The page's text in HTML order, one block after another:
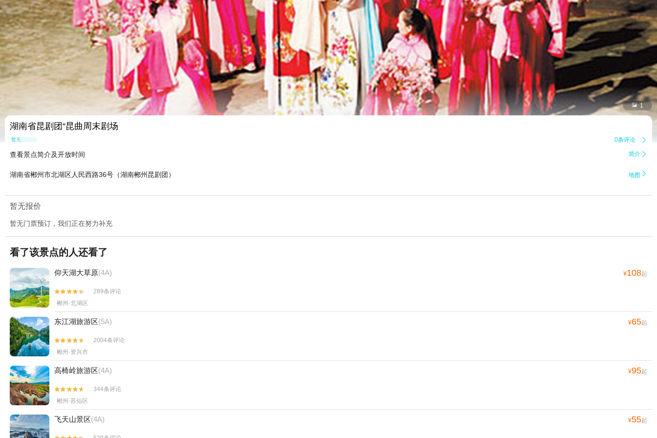
 1
湖南省昆剧团“昆曲周末剧场
暂无点评 0条评论 
查看景点简介及开放时间 简介 
湖南省郴州市北湖区人民西路36号（湖南郴州昆剧团） 地图 
暂无报价
暂无门票预订，我们正在努力补充
看了该景点的人还看了
仰天湖大草原(4A) ¥108起


289条评论
郴州·北湖区
东江湖旅游区(5A) ¥65起


2004条评论
郴州·资兴市
高椅岭旅游区(4A) ¥95起


344条评论
郴州·苏仙区
飞天山景区(4A) ¥55起